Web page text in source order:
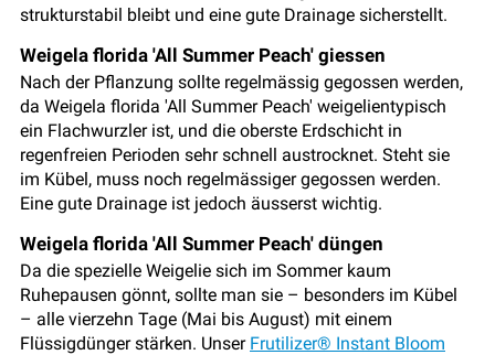
strukturstabil bleibt und eine gute Drainage sicherstellt.
Weigela florida 'All Summer Peach' giessen
Nach der Pflanzung sollte regelmässig gegossen werden,
da Weigela florida 'All Summer Peach' weigelientypisch
ein Flachwurzler ist, und die oberste Erdschicht in
regenfreien Perioden sehr schnell austrocknet. Steht sie
im Kübel, muss noch regelmässiger gegossen werden.
Eine gute Drainage ist jedoch äusserst wichtig.
Weigela florida 'All Summer Peach' düngen
Da die spezielle Weigelie sich im Sommer kaum
Ruhepausen gönnt, sollte man sie – besonders im Kübel
– alle vierzehn Tage (Mai bis August) mit einem
Flüssigdünger stärken. Unser Frutilizer® Instant Bloom